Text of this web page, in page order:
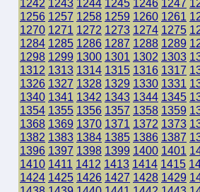
1242 1243 1244 1245 1246 1247
1256 1257 1258 1259 1260 1261
1270 1271 1272 1273 1274 1275
1284 1285 1286 1287 1288 1289
1298 1299 1300 1301 1302 1303
1312 1313 1314 1315 1316 1317
1326 1327 1328 1329 1330 1331
1340 1341 1342 1343 1344 1345
1354 1355 1356 1357 1358 1359
1368 1369 1370 1371 1372 1373
1382 1383 1384 1385 1386 1387
1396 1397 1398 1399 1400 1401
1410 1411 1412 1413 1414 1415
1424 1425 1426 1427 1428 1429